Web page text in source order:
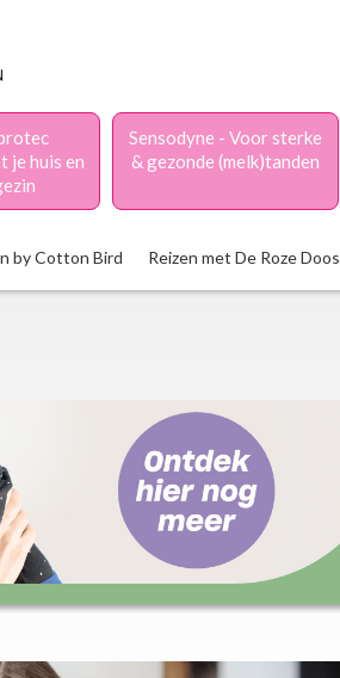
je huis en
Sensodyne - Voor sterke
& gezonde (melk)tanden
by Cotton Bird Reizen met De Roze Doos